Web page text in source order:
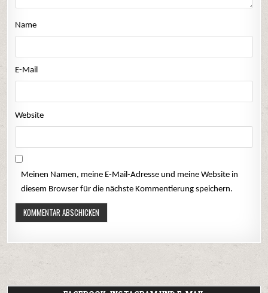
Name
E-Mail
Website
Meinen Namen, meine E-Mail-Adresse und meine Website in
diesem Browser für die nächste Kommentierung speichern.